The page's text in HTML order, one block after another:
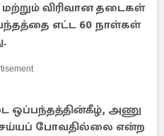
விரிவான தடைகள்
எட்ட 60 நாள்கள்
ஒப்பந்தத்தின்கீழ், அணு
போவதில்லை என்ற